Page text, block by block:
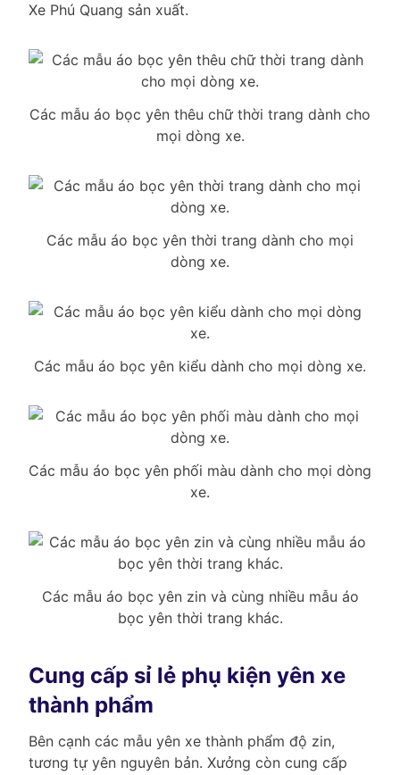
Xe Phú Quang sản xuất.
Các mẫu áo bọc yên thêu chữ thời trang dành cho
mọi dòng xe.
Các mẫu áo bọc yên thời trang dành cho mọi
dòng xe.
Các mẫu áo bọc yên kiểu dành cho mọi dòng xe.
Các mẫu áo bọc yên phối màu dành cho mọi dòng
xe.
Các mẫu áo bọc yên zin và cùng nhiều mẫu áo
bọc yên thời trang khác.
Cung cấp sỉ lẻ phụ kiện yên xe
thành phẩm
Bên cạnh các mẫu yên xe thành phẩm độ zin,
tương tự yên nguyên bản. Xưởng còn cung cấp